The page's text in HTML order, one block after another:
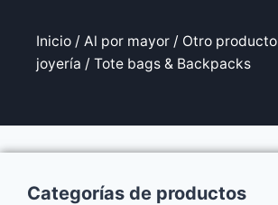
Inicio / Al por mayor / Otro producto
joyería / Tote bags & Backpacks
Categorías de productos